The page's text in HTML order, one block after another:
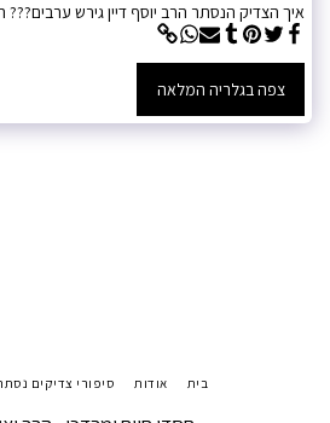
איך הצדיק הנסתר הרב יוסף דיין גירש ערבים???
צפה בגלריה המלאה
בית אודות סיפורי צדיקים